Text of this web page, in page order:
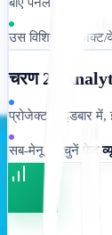
बाएँ पैनल पर जाएँ
उस विशिष्ट
चरण 2:
प्रोजेक्ट साइडबार
सब-मेनू से, चुनें पेज